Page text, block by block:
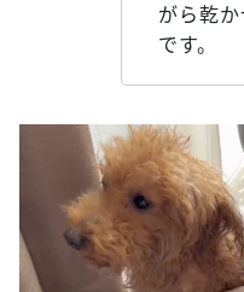
がら乾
です。